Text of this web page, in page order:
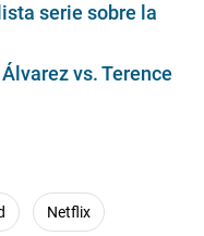
serie sobre la
vs. Terence
Netflix